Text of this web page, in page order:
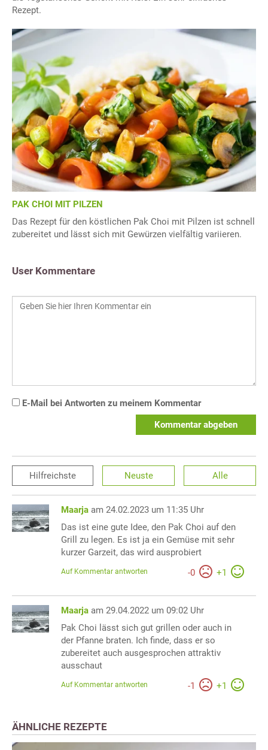
Rezept.
PAK CHOI MIT PILZEN
Das Rezept für den köstlichen Pak Choi mit Pilzen ist schnell
zubereitet und lässt sich mit Gewürzen vielfältig variieren.
User Kommentare
E-Mail bei Antworten zu meinem Kommentar
Kommentar abgeben
Hilfreichste Neuste Alle
Maarja am 24.02.2023 um 11:35 Uhr
Das ist eine gute Idee, den Pak Choi auf den
Grill zu legen. Es ist ja ein Gemüse mit sehr
kurzer Garzeit, das wird ausprobiert
-0 +1
Auf Kommentar antworten
Maarja am 29.04.2022 um 09:02 Uhr
Pak Choi lässt sich gut grillen oder auch in
der Pfanne braten. Ich finde, dass er so
zubereitet auch ausgesprochen attraktiv
ausschaut
-1 +1
Auf Kommentar antworten
ÄHNLICHE REZEPTE